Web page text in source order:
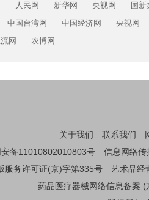
人民网 新华网 央视网 国新
中国台湾网 中国经济网 央视网
网 农博网
关于我们
联系我们
备11010802010803号 信息网络
服务许可证(京)字第335号 艺术品经
药品医疗器械网络信息备案